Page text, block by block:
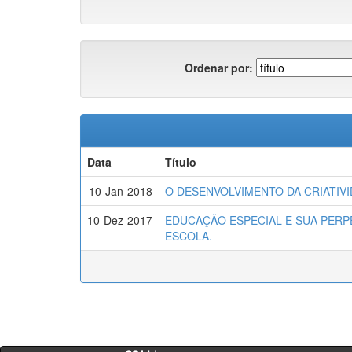
Ordenar por:
Data
Título
10-Jan-2018
O DESENVOLVIMENTO DA
10-Dez-2017
EDUCAÇÃO ESPECIAL E SUA
ESCOLA.